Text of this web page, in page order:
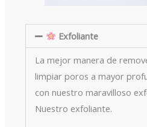
Exfoliante
La mejor manera de
limpiar poros a mayor
con nuestro maravilloso
Nuestro exfoliante.